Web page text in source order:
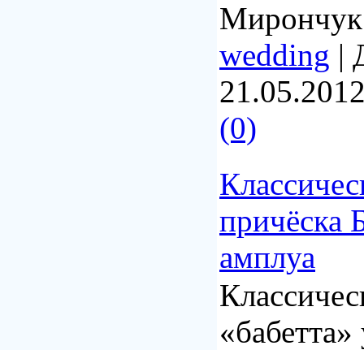
Мирончук
wedding |
(0)
причёска
амплуа